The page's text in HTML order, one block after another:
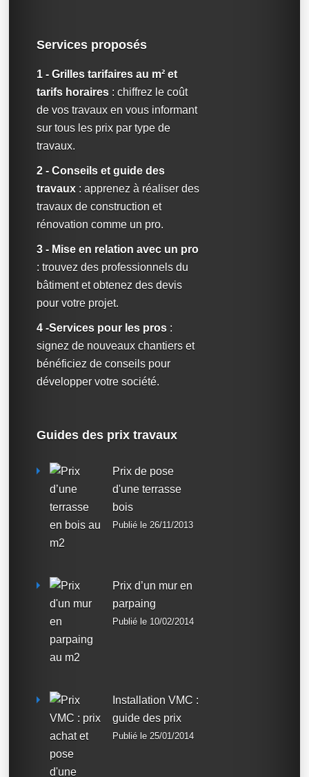
Services proposés
1 - Grilles tarifaires au m² et
tarifs horaires : chiffrez le coût
de vos travaux en vous informant
sur tous les prix par type de
travaux.
2 - Conseils et guide des
travaux : apprenez à réaliser des
travaux de construction et
rénovation comme un pro.
3 - Mise en relation avec un pro
: trouvez des professionnels du
bâtiment et obtenez des devis
pour votre projet.
4 -Services pour les pros :
signez de nouveaux chantiers et
bénéficiez de conseils pour
développer votre société.
Guides des prix travaux
Prix de pose
d'une terrasse
bois
Publié le 26/11/2013
Prix d’un mur en
parpaing
Publié le 10/02/2014
Installation VMC :
guide des prix
Publié le 25/01/2014